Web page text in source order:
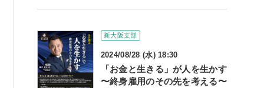
新大阪支部
2024/08/28 (水) 18:30
「お金と生きる」が人を生かす
〜終身雇用のその先を考える〜